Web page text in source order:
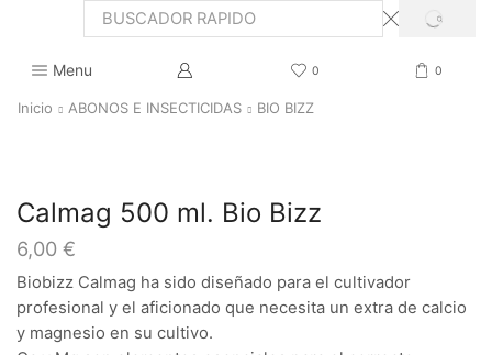
Search
SEARCH
Menu 0 0
Inicio ABONOS E INSECTICIDAS BIO BIZZ
Calmag 500 ml. Bio Bizz
6,00 €
Biobizz Calmag ha sido diseñado para el cultivador
profesional y el aficionado que necesita un extra de calcio
y magnesio en su cultivo.